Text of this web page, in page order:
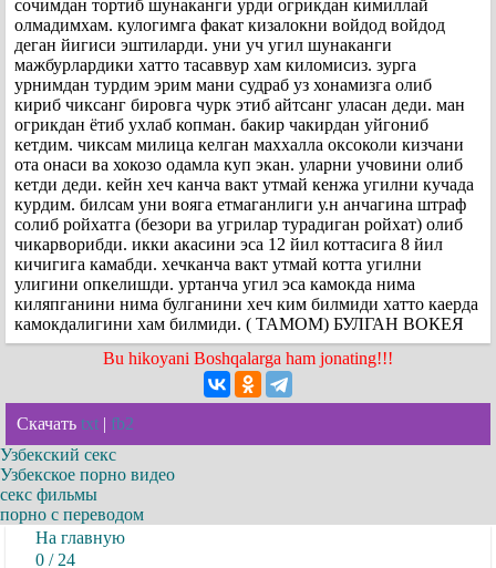
сочимдан тортиб шунаканги урди огрикдан кимиллай
олмадимхам. кулогимга факат кизалокни войдод войдод
деган йигиси эштиларди. уни уч угил шунаканги
мажбурлардики хатто тасаввур хам киломисиз. зурга
урнимдан турдим эрим мани судраб уз хонамизга олиб
кириб чиксанг бировга чурк этиб айтсанг уласан деди. ман
огрикдан ётиб ухлаб копман. бакир чакирдан уйгониб
кетдим. чиксам милица келган маххалла оксоколи кизчани
ота онаси ва хокозо одамла куп экан. уларни учовини олиб
кетди деди. кейн хеч канча вакт утмай кенжа угилни кучада
курдим. билсам уни вояга етмаганлиги у.н анчагина штраф
солиб ройхатга (безори ва угрилар турадиган ройхат) олиб
чикарворибди. икки акасини эса 12 йил коттасига 8 йил
кичигига камабди. хечканча вакт утмай котта угилни
улигини опкелишди. уртанча угил эса камокда нима
киляпганини нима булганини хеч ким билмиди хатто каерда
камокдалигини хам билмиди. ( ТАМОМ) БУЛГАН ВОКЕЯ
Bu hikoyani Boshqalarga ham jonating!!!
Скачать txt | fb2
Узбекский секс
Узбекское порно видео
секс фильмы
порно с переводом
На главную
0 / 24